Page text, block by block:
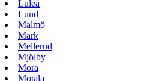
Luleå
Lund
Malmö
Mark
Mellerud
Mjölby
Mora
Motala